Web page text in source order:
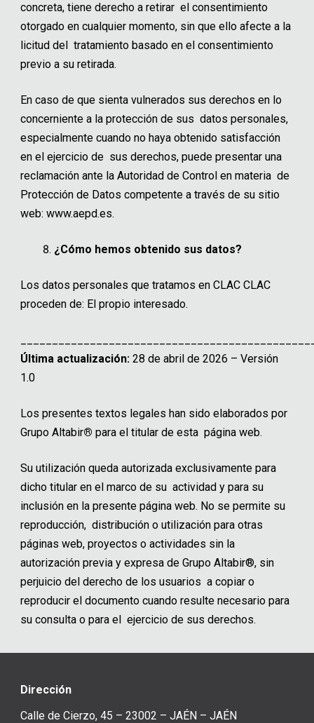
concreta, tiene derecho a retirar el consentimiento
otorgado en cualquier momento, sin que ello afecte a la
licitud del tratamiento basado en el consentimiento
previo a su retirada.
En caso de que sienta vulnerados sus derechos en lo
concerniente a la protección de sus datos personales,
especialmente cuando no haya obtenido satisfacción
en el ejercicio de sus derechos, puede presentar una
reclamación ante la Autoridad de Control en materia de
Protección de Datos competente a través de su sitio
web: www.aepd.es.
¿Cómo hemos obtenido sus datos?
Los datos personales que tratamos en CLAC CLAC
proceden de: El propio interesado.
Última actualización: 28 de abril de 2026 – Versión
1.0
Los presentes textos legales han sido elaborados por
Grupo Altabir® para el titular de esta página web.
Su utilización queda autorizada exclusivamente para
dicho titular en el marco de su actividad y para su
inclusión en la presente página web. No se permite su
reproducción, distribución o utilización para otras
páginas web, proyectos o actividades sin la
autorización previa y expresa de Grupo Altabir®, sin
perjuicio del derecho de los usuarios a copiar o
reproducir el documento cuando resulte necesario para
su consulta o para el ejercicio de sus derechos.
Dirección
Calle de Cierzo, 45 – 23002 – JAÉN – JAÉN